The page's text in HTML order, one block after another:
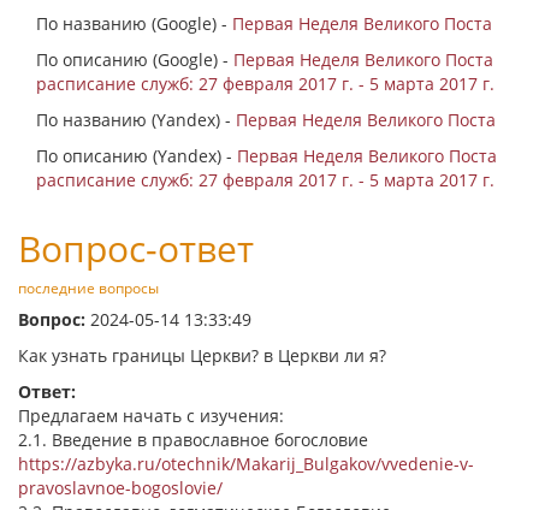
По названию (Google) - Первая Неделя Великого Поста
По описанию (Google) - Первая Неделя Великого Поста
расписание служб: 27 февраля 2017 г. - 5 марта 2017 г.
По названию (Yandex) - Первая Неделя Великого Поста
По описанию (Yandex) - Первая Неделя Великого Поста
расписание служб: 27 февраля 2017 г. - 5 марта 2017 г.
Вопрос-ответ
последние вопросы
Вопрос: 2024-05-14 13:33:49
Как узнать границы Церкви? в Церкви ли я?
Ответ:
Предлагаем начать с изучения:
2.1. Введение в православное богословие
https://azbyka.ru/otechnik/Makarij_Bulgakov/vvedenie-v-
pravoslavnoe-bogoslovie/